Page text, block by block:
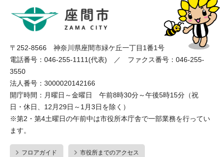
〒252-8566 神奈川県座間市緑ケ丘一丁目1番1号
電話番号：046-255-1111(代表) ／ ファクス番号：046-255-
3550
法人番号：3000020142166
開庁時間：月曜日～金曜日 午前8時30分～午後5時15分（祝
日・休日、12月29日～1月3日を除く）
※第2・第4土曜日の午前中は市役所本庁舎で一部業務を行ってい
ます。
フロアガイド 市役所までのアクセス